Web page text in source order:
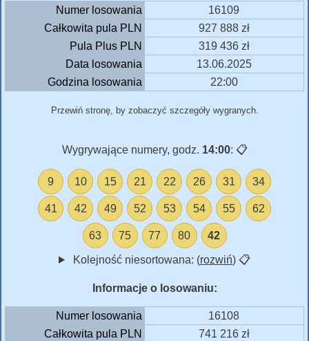
Numer losowania
16109
Całkowita pula PLN
927 888 zł
Pula Plus PLN
319 436 zł
Data losowania
13.06.2025
Godzina losowania
22:00
Przewiń stronę, by zobaczyć szczegóły wygranych.
Wygrywające numery, godz. 14:00: 📋
9 10 15 21 22 26 31 34
41 42 49 52 53 54 55 62
63 75 77 80 42
Kolejność niesortowana: (rozwiń) 📋
Informacje o losowaniu:
Numer losowania
16108
Całkowita pula PLN
741 216 zł